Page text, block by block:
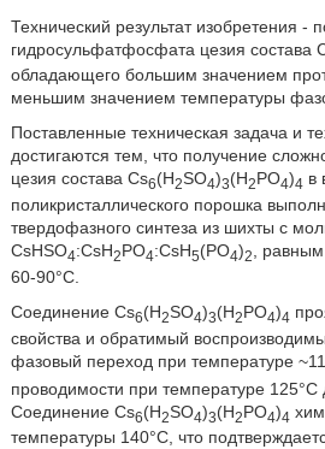
Технический результат изобретения -
гидросульфатфосфата цезия состава
обладающего большим значением
меньшим значением температуры
Поставленные техническая задача и
достигаются тем, что получение
цезия состава Cs6(H2SO4)3(H2PO4)4 в
поликристаллического порошка
твердофазного синтеза из шихты с
CsHSO4:CsH2PO4:CsH5(PO4)2,
60-90°C.
Соединение Cs6(H2SO4)3(H2PO4)4
свойства и обратимый
фазовый переход при температуре
проводимости при температуре 125°C
Соединение Cs6(H2SO4)3(H2PO4)4
температуры 140°C, что